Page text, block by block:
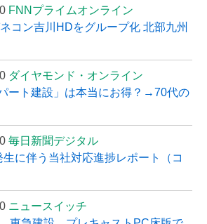
FNNプライムオンライン
コン吉川HDをグループ化 北部九州
ダイヤモンド・オンライン
ート建設」は本当にお得？→70代の
毎日新聞デジタル
に伴う当社対応進捗レポート（コ
ニュースイッチ